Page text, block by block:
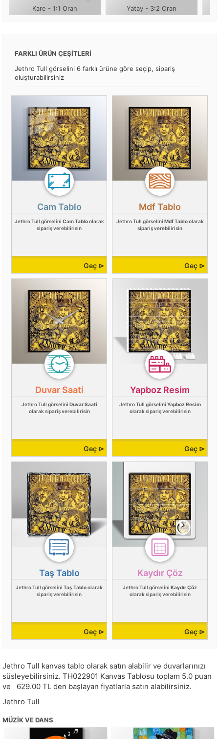
Kare - 1:1 Oran Yatay - 3:2 Oran
FARKLI ÜRÜN ÇEŞİTLERİ
Jethro Tull görselini 6 farklı ürüne göre seçip, sipariş
oluşturabilirsiniz
Cam Tablo
Jethro Tull görselini Cam Tabloolarak
sipariş verebilirisin
Geç ⊳
Mdf Tablo
Jethro Tull görselini Mdf Tabloolarak
sipariş verebilirisin
Geç ⊳
Duvar Saati
Jethro Tull görselini Duvar Saati
olarak sipariş verebilirisin
Geç ⊳
Yapboz Resim
Jethro Tull görselini Yapboz Resim
olarak sipariş verebilirisin
Geç ⊳
Taş Tablo
Jethro Tull görselini Taş Tabloolarak
sipariş verebilirisin
Geç ⊳
Kaydır Çöz
Jethro Tull görselini Kaydır Çöz
olarak sipariş verebilirisin
Geç ⊳
Jethro Tull kanvas tablo olarak satın alabilir ve duvarlarınızı
süsleyebilirsiniz. TH022901 Kanvas Tablosu toplam 5.0 puan
ve
629.00 TL den başlayan fiyatlarla satın alabilirsiniz.
Jethro Tull
MÜZIK VE DANS